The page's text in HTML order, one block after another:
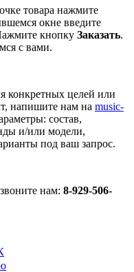
товара нажмите
окне введите
кнопку Заказать.
с вами.
конкретных целей или
напишите нам на music-
состав,
и/или модели,
под ваш запрос.
нам: 8-929-506-